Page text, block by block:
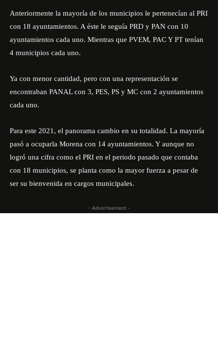
Anteriormente la mayoría de los municipios le pertenecían al PRI
con 18 ayuntamientos. A éste le seguía PRD y PAN con 10
ayuntamientos cada uno. Mientras que PVEM, PAC Y PT tenían
4 municipios cada uno.
Ya con menor cantidad, pero con una representación se
encontraban PANAL con 3, PES, PS y MC con 2 ayuntamientos
cada uno.
Para este 2021, el panorama cambio en su totalidad. La mayoría
pasó a ocuparla Morena con 14 ayuntamientos. Y aunque no
logró una cifra como el PRI en el periodo pasado que contaba
con 18 municipios, se planta como la mayor fuerza a pesar de
ser su bienvenida en cargos municipales.
- Advertisement -